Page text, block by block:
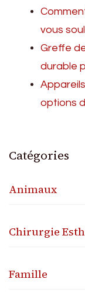
vous
Greffe
durable
options
Catégories
Animaux
Chirurgie
Famille